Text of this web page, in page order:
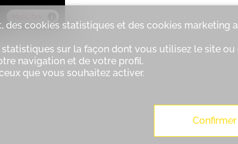
cookies statistiques et des cookies marketing
sur la façon dont vous utilisez le site ou
navigation et de votre profil.
que vous souhaitez activer.